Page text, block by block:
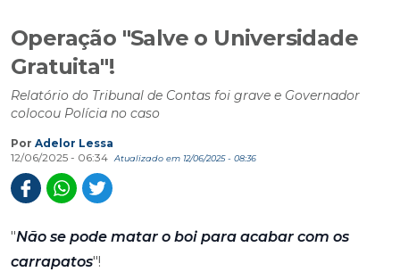
Operação "Salve o Universidade
Gratuita"!
Relatório do Tribunal de Contas foi grave e Governador
colocou Polícia no caso
Por Adelor Lessa
12/06/2025 - 06:34
Atualizado em 12/06/2025 - 08:36
"Não se pode matar o boi para acabar com os
carrapatos"!